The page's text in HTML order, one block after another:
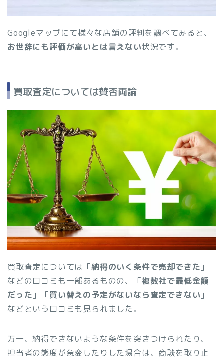
Googleマップにて様々な店舗の評判を調べてみると、
お世辞にも評価が高いとは言えない状況です。
買取査定については賛否両論
買取査定については「納得のいく条件で売却できた 」
などの口コミも一部あるものの、「複数社で最低金額
だった 」「買い替えの予定がないなら査定できない 」
などという口コミも見られました。
万一、納得できないような条件を突きつけられたり、
担当者の態度が急変したりした場合は、商談を取り止